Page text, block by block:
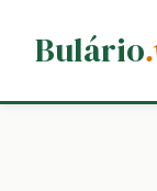
Bulário